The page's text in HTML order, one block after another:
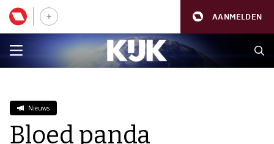
AANMELDEN
Nieuws
Bloed panda